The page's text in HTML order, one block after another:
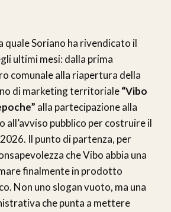
quale Soriano ha rivendicato il
ultimi mesi: dalla prima
comunale alla riapertura della
di marketing territoriale“Vibo
alla partecipazione alla
all’avviso pubblico per costruire il
Il punto di partenza, per
che Vibo abbia una
finalmente in prodotto
Non uno slogan vuoto, ma una
che punta a mettere